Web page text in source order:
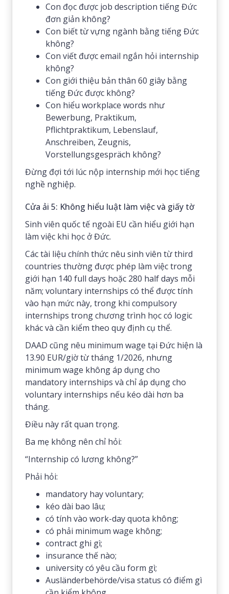
Con đọc được job description tiếng Đức
đơn giản không?
Con biết từ vựng ngành bằng tiếng Đức
không?
Con viết được email ngắn hỏi internship
không?
Con giới thiệu bản thân 60 giây bằng
tiếng Đức được không?
Con hiểu workplace words như
Bewerbung, Praktikum,
Pflichtpraktikum, Lebenslauf,
Anschreiben, Zeugnis,
Vorstellungsgespräch không?
Đừng đợi tới lúc nộp internship mới học tiếng
nghề nghiệp.
Cửa ải 5: Không hiểu luật làm việc và giấy tờ
Sinh viên quốc tế ngoài EU cần hiểu giới hạn
làm việc khi học ở Đức.
Các tài liệu chính thức nêu sinh viên từ third
countries thường được phép làm việc trong
giới hạn 140 full days hoặc 280 half days mỗi
năm; voluntary internships có thể được tính
vào hạn mức này, trong khi compulsory
internships trong chương trình học có logic
khác và cần kiểm theo quy định cụ thể.
DAAD cũng nêu minimum wage tại Đức hiện là
13.90 EUR/giờ từ tháng 1/2026, nhưng
minimum wage không áp dụng cho
mandatory internships và chỉ áp dụng cho
voluntary internships nếu kéo dài hơn ba
tháng.
Điều này rất quan trọng.
Ba mẹ không nên chỉ hỏi:
“Internship có lương không?”
Phải hỏi:
mandatory hay voluntary;
kéo dài bao lâu;
có tính vào work-day quota không;
có phải minimum wage không;
contract ghi gì;
insurance thế nào;
university có yêu cầu form gì;
Ausländerbehörde/visa status có điểm gì